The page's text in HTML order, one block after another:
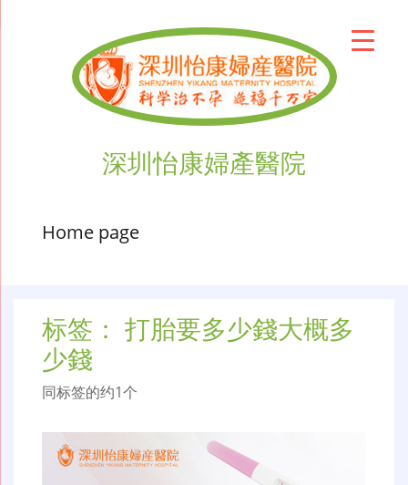
深圳怡康婦產醫院
Home page
标签： 打胎要多少錢大概多
少錢
同标签的约1个